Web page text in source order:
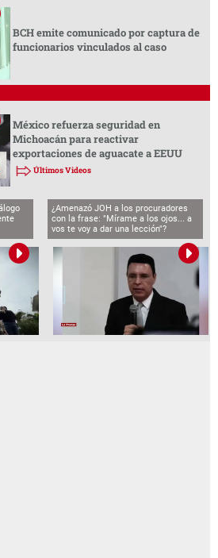
BCH emite comunicado por captura de
funcionarios vinculados al caso
México refuerza seguridad en
Michoacán para reactivar
exportaciones de aguacate a EEUU
Últimos Videos
¿Amenazó JOH a los procuradores
con la frase: "Mírame a los ojos... a
vos te voy a dar una lección"?